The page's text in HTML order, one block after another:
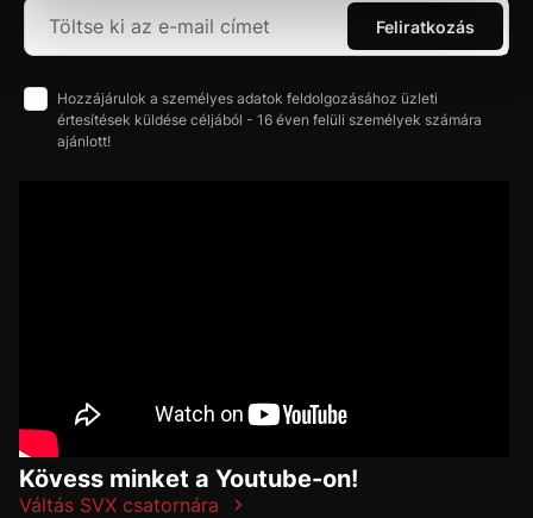
Feliratkozás
Hozzájárulok a személyes adatok feldolgozásához üzleti
értesítések küldése céljából - 16 éven felüli személyek számára
ajánlott!
Kövess minket a Youtube-on!
Váltás SVX csatornára